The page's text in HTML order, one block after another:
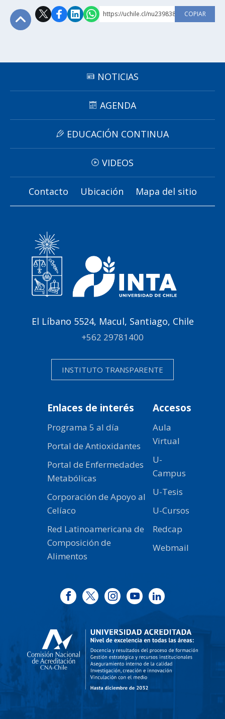
https://uchile.cl/nu239838 COPIAR
NOTICIAS
AGENDA
EDUCACIÓN CONTINUA
VIDEOS
Contacto Ubicación Mapa del sitio
El Líbano 5524, Macul, Santiago, Chile
+562 29781400
INSTITUTO TRANSPARENTE
Enlaces de interés
Programa 5 al día
Portal de Antioxidantes
Portal de Enfermedades
Metabólicas
Corporación de Apoyo al
Celíaco
Red Latinoamericana de
Composición de
Alimentos
Accesos
Aula
Virtual
U-
Campus
U-Tesis
U-Cursos
Redcap
Webmail